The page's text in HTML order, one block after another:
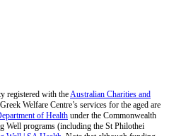
registered with theAustralian Charities and
Welfare Centre’s services for the aged are
of Health under the Commonwealth
Well programs (including the St Philothei